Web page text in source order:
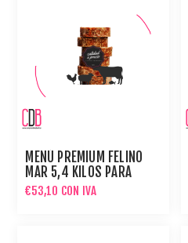
MENÚ PREMIUM FELINO
MAR 5,4 KILOS PARA
GATOS
€53,10 CON IVA